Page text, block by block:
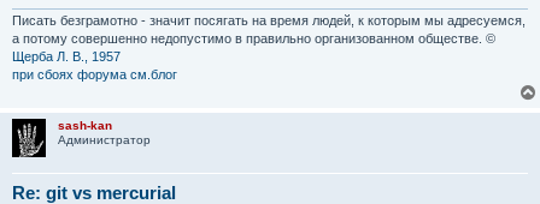
Писать безграмотно - значит посягать на время людей, к которым мы адресуемся,
а потому совершенно недопустимо в правильно организованном обществе. ©
Щерба Л. В., 1957
при сбоях форума см.блог
sash-kan
Администратор
Re: git vs mercurial